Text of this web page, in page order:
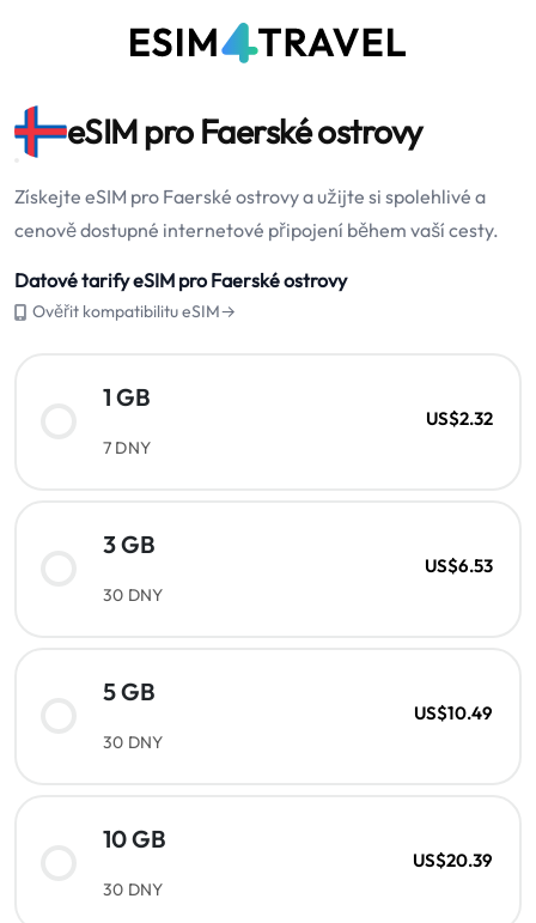
eSIM pro Faerské ostrovy
Získejte eSIM pro Faerské ostrovy a užijte si spolehlivé a
cenově dostupné internetové připojení během vaší cesty.
Datové tarify eSIM pro Faerské ostrovy
Ověřit kompatibilitu eSIM→
1 GB
7 DNY
US$2.32
3 GB
30 DNY
US$6.53
5 GB
30 DNY
US$10.49
10 GB
30 DNY
US$20.39